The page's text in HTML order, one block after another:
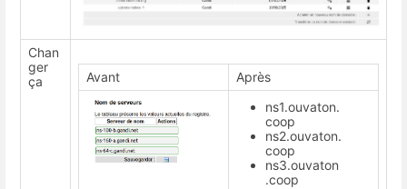
Chan
ger
ça
Avant
Après
ns1.ouvaton.
coop
ns2.ouvaton.
coop
ns3.ouvaton
.coop